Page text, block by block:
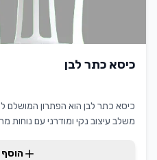
כיסא כתר לבן
כיסא כתר לבן הוא הפתרון המושלם
משלב עיצוב נקי ומודרני עם נוחות
בצורה מושלמת לכל עיצוב ואווירה